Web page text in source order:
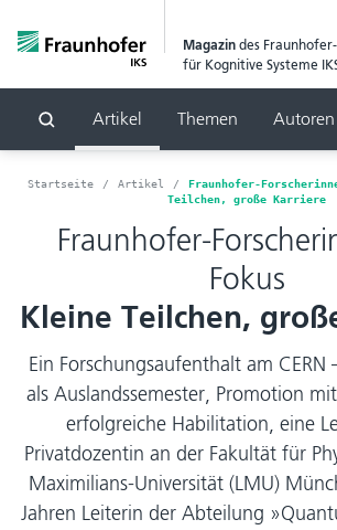
Magazin des
für Kognitive Systeme
Suchen
Artikel Themen Autoren
Startseite Artikel
Fraunhofer-
Teilchen, große Karriere
Fraunhofer-
Fokus
Kleine Teilchen,
Ein Forschungsaufenthalt am CERN
als Auslandssemester, Promotion
erfolgreiche Habilitation, eine
Privatdozentin an der Fakultät für
Maximilians-Universität (LMU)
Jahren Leiterin der Abteilung